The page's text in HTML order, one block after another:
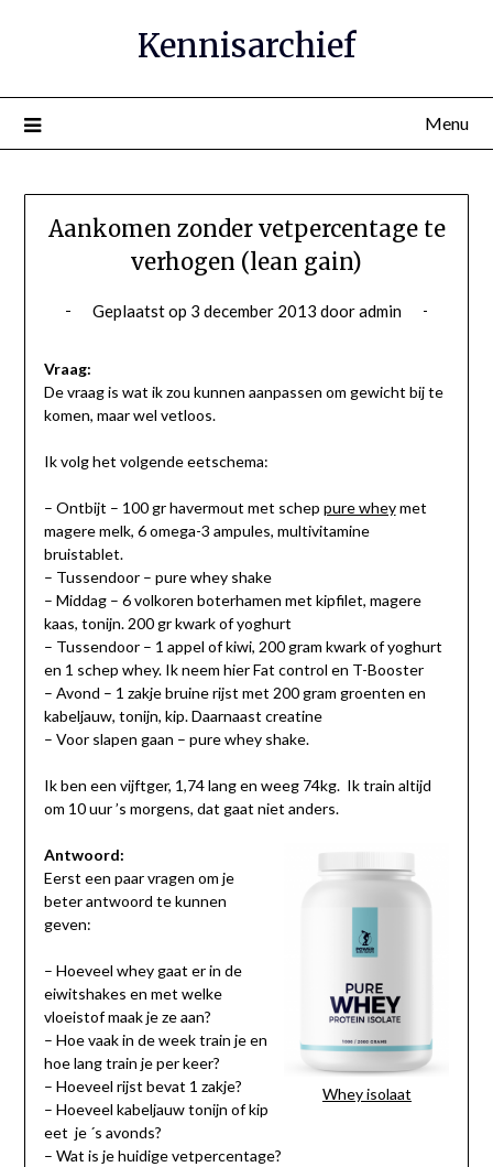
inhoud
Kennisarchief
Menu
Aankomen zonder vetpercentage te
verhogen (lean gain)
Geplaatst op 3 december 2013 dooradmin
Vraag:
De vraag is wat ik zou kunnen aanpassen om gewicht bij te
komen, maar wel vetloos.
Ik volg het volgende eetschema:
– Ontbijt – 100 gr havermout met schep pure wheymet
magere melk, 6 omega-3 ampules, multivitamine
bruistablet.
– Tussendoor – pure whey shake
– Middag – 6 volkoren boterhamen met kipfilet, magere
kaas, tonijn. 200 gr kwark of yoghurt
– Tussendoor – 1 appel of kiwi, 200 gram kwark of yoghurt
en 1 schep whey. Ik neem hier Fat control en T-Booster
– Avond – 1 zakje bruine rijst met 200 gram groenten en
kabeljauw, tonijn, kip. Daarnaast creatine
– Voor slapen gaan – pure whey shake.
Ik ben een vijftger, 1,74 lang en weeg 74kg. Ik train altijd
om 10 uur ’s morgens, dat gaat niet anders.
Whey isolaat
Antwoord:
Eerst een paar vragen om je
beter antwoord te kunnen
geven:
– Hoeveel whey gaat er in de
eiwitshakes en met welke
vloeistof maak je ze aan?
– Hoe vaak in de week train je en
hoe lang train je per keer?
– Hoeveel rijst bevat 1 zakje?
– Hoeveel kabeljauw tonijn of kip
eet je ´s avonds?
– Wat is je huidige vetpercentage?